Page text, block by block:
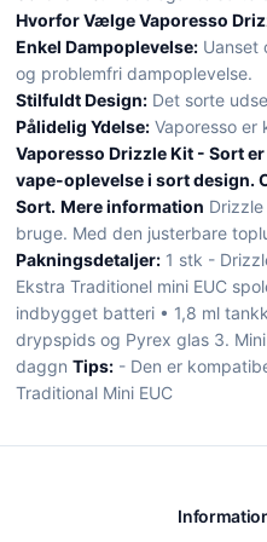
Hvorfor Vælge Vaporesso
Enkel Dampoplevelse: Uanset
og problemfri dampoplevelse.
Stilfuldt Design: Det sorte
Pålidelig Ydelse: Vaporesso er
Vaporesso Drizzle Kit - Sort
vape-oplevelse i sort design.
Sort. Mere information
bruge. Med den justerbare
Pakningsdetaljer: 1 stk -
Ekstra Traditionel mini EUC
indbygget batteri • 1,8 ml
drypspids og Pyrex glas 3.
daggn Tips: - Den er
Traditional Mini EUC